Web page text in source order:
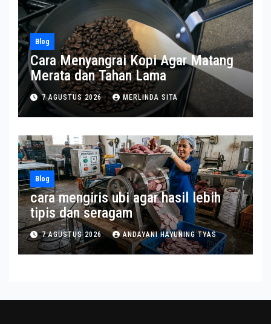
Blog
Cara Menyangrai Kopi Agar Matang
Merata dan Tahan Lama
7 AGUSTUS 2026 MERLINDA SITA
Blog
cara mengiris ubi agar hasil lebih
tipis dan seragam
7 AGUSTUS 2026 ANDAYANI HAYUNING TYAS